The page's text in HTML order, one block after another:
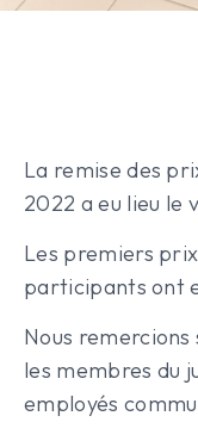
La remise des
2022 a eu lieu le
Les premiers
participants ont
Nous
les membres du
employés